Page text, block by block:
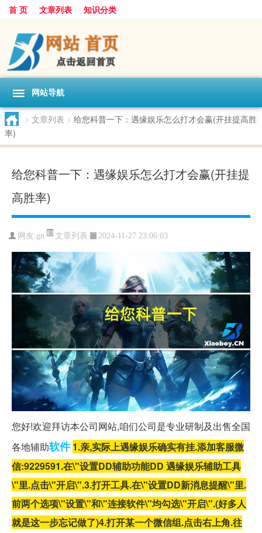
首 页 文章列表 知识分类
网站导航
> 文章列表 > 给您科普一下：遇缘娱乐怎么打才会赢(开挂提高胜
率)
给您科普一下：遇缘娱乐怎么打才会赢(开挂提
高胜率)
网友:gn 文章列表 2024-11-27 23:06:03
您好!欢迎拜访本公司网站,咱们公司是专业研制及出售全国
各地辅助软件 1.亲,实际上遇缘娱乐确实有挂.添加客服微
信:9229591.在\"设置DD辅助功能DD 遇缘娱乐辅助工具
\"里.点击\"开启\".3.打开工具.在\"设置DD新消息提醒\"里.
前两个选项\"设置\"和\"连接软件\"均勾选\"开启\".(好多人
就是这一步忘记做了)4.打开某一个微信组.点击右上角.往